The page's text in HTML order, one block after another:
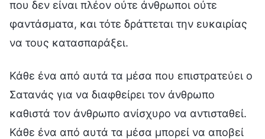
που δεν είναι πλέον ούτε άνθρωποι ούτε
φαντάσματα, και τότε δράττεται την ευκαιρίας
να τους κατασπαράξει.
Κάθε ένα από αυτά τα μέσα που επιστρατεύει ο
Σατανάς για να διαφθείρει τον άνθρωπο
καθιστά τον άνθρωπο ανίσχυρο να αντισταθεί.
Κάθε ένα από αυτά τα μέσα μπορεί να αποβεί